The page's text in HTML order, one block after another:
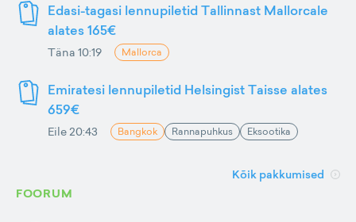
Edasi-tagasi lennupiletid Tallinnast Mallorcale
alates 165€
Täna 10:19 Mallorca
Emiratesi lennupiletid Helsingist Taisse alates
659€
Eile 20:43 Bangkok Rannapuhkus Eksootika
Kõik pakkumised
FOORUM